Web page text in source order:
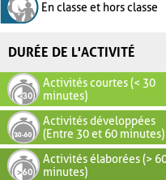
En classe et hors classe
DURÉE DE L'ACTIVITÉ
Activités courtes (< 30
minutes)
Activités développées
(Entre 30 et 60 minutes)
Activités élaborées (>
minutes)